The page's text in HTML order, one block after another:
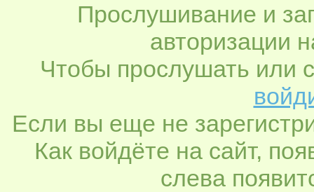
Прослушивание и
авторизации
Чтобы прослушать или
Если вы еще не
Как войдёте на сайт,
слева